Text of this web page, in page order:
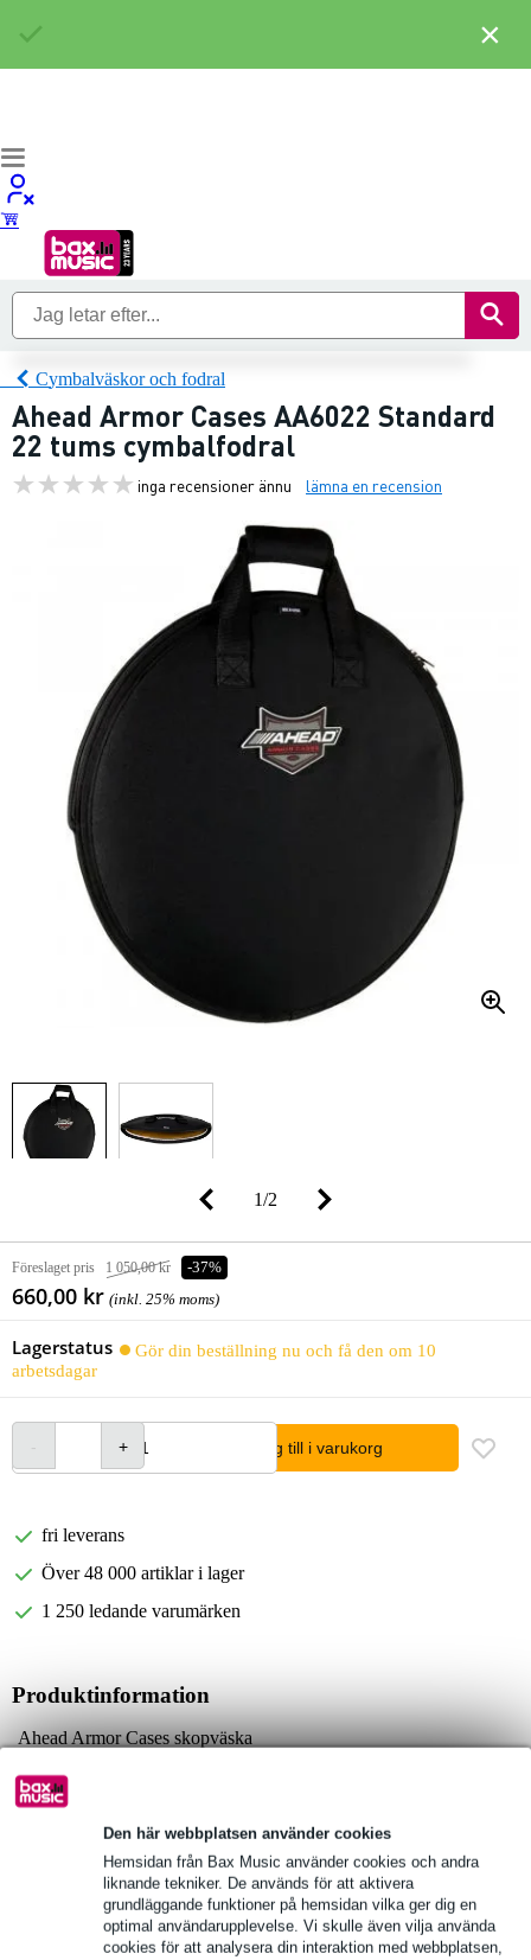
Den här webbplatsen använder cookies
Hemsidan från Bax Music använder cookies och andra
liknande tekniker. De används för att aktivera
grundläggande funktioner på hemsidan vilka ger dig en
optimal användarupplevelse. Vi skulle även vilja använda
cookies för att analysera din interaktion med webbplatsen,
Cymbalväskor och fodral
Ahead Armor Cases AA6022 Standard
22 tums cymbalfodral
inga recensioner ännu lämna en recension
1/2
Föreslaget pris 1 050,00 kr -37%
660,00 kr (inkl. 25% moms)
Lagerstatus
Gör din beställning nu och få den om 10
arbetsdagar
lägg till i varukorg
fri leverans
Över 48 000 artiklar i lager
1 250 ledande varumärken
Produktinformation
Ahead Armor Cases skopväska
DX-Core; tre lager skumplast
Fullständiga specifikationer
Se även (2)
×